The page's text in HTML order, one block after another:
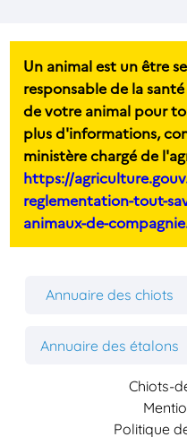
Un animal est un être
responsable de la
de votre animal pour
plus d'informations,
ministère chargé de
https://
reglementation-tout-
animaux-de-
Annuaire des chiots
Annuaire des étalons
Chiots-
Politique